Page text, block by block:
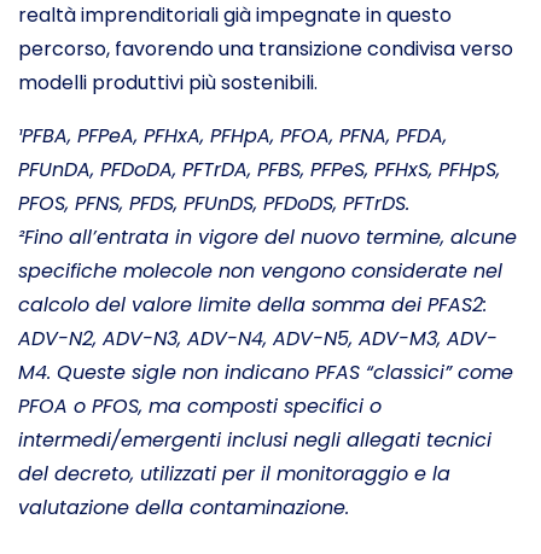
realtà imprenditoriali già impegnate in questo
percorso, favorendo una transizione condivisa verso
modelli produttivi più sostenibili.
¹PFBA, PFPeA, PFHxA, PFHpA, PFOA, PFNA, PFDA,
PFUnDA, PFDoDA, PFTrDA, PFBS, PFPeS, PFHxS, PFHpS,
PFOS, PFNS, PFDS, PFUnDS, PFDoDS, PFTrDS.
²Fino all’entrata in vigore del nuovo termine, alcune
specifiche molecole non vengono considerate nel
calcolo del valore limite della somma dei PFAS2:
ADV-N2, ADV-N3, ADV-N4, ADV-N5, ADV-M3, ADV-
M4. Queste sigle non indicano PFAS “classici” come
PFOA o PFOS, ma composti specifici o
intermedi/emergenti inclusi negli allegati tecnici
del decreto, utilizzati per il monitoraggio e la
valutazione della contaminazione.